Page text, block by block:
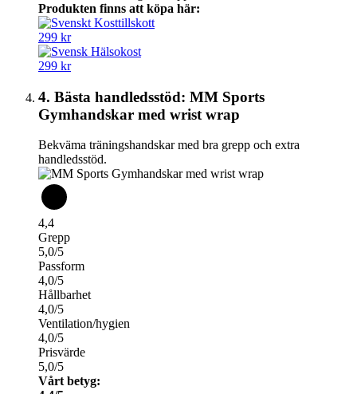
Produkten finns att köpa här:
299 kr
299 kr
4. Bästa handledsstöd: MM Sports
Gymhandskar med wrist wrap
Bekväma träningshandskar med bra grepp och extra
handledsstöd.
4,4
Grepp
5,0/5
Passform
4,0/5
Hållbarhet
4,0/5
Ventilation/hygien
4,0/5
Prisvärde
5,0/5
Vårt betyg: